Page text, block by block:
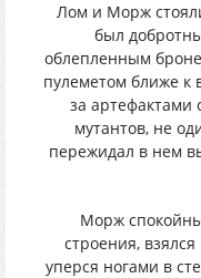
Лом и Морж
был
облепленным
пулеметом ближе к
за артефактами
мутантов, не
пережидал в нем
Морж
строения,
уперся ногами в